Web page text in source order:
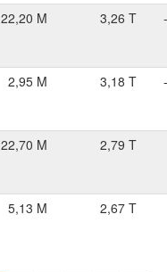
22,20 M 3,26 T
2,95 M 3,18 T
22,70 M 2,79 T
5,13 M 2,67 T